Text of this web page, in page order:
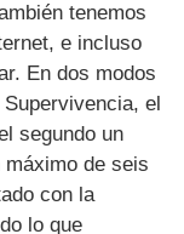
tenemos
e incluso
En dos modos
el
segundo un
de seis
con la
lo que